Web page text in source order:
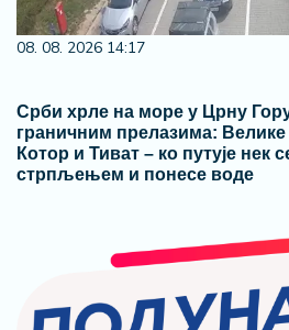
08. 08. 2026 14:17
Срби хрле на море у Црну
граничним прелазима: Велике
Котор и Тиват – ко путује нек
стрпљењем и понесе воде